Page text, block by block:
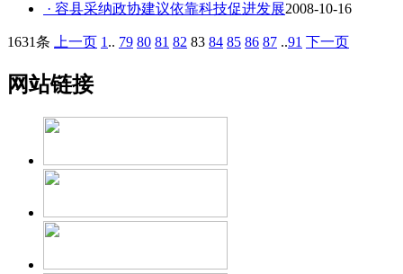
· 容县采纳政协建议依靠科技促进发展2008-10-16
1631条 上一页 1 .. 79 80 81 82 83 84 85 86 87 ..91 下一页
网站链接